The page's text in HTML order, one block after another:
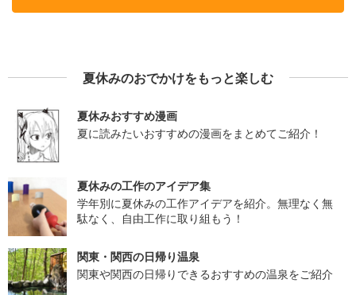
夏休みのおでかけをもっと楽しむ
夏休みおすすめ漫画
夏に読みたいおすすめの漫画をまとめてご紹介！
夏休みの工作のアイデア集
学年別に夏休みの工作アイデアを紹介。無理なく無
駄なく、自由工作に取り組もう！
関東・関西の日帰り温泉
関東や関西の日帰りできるおすすめの温泉をご紹介